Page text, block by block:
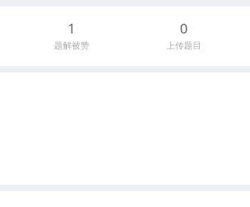
1
题解被赞
0
上传题目